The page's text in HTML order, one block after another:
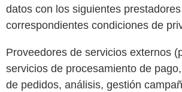
datos con los siguientes
correspondientes condiciones de
Proveedores de servicios externos
servicios de procesamiento de
de pedidos, análisis, gestión